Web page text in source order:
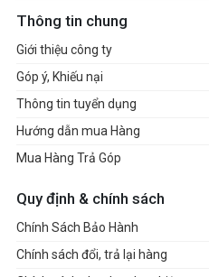
Thông tin chung
Giới thiệu công ty
Góp ý, Khiếu nại
Thông tin tuyển dụng
Hướng dẫn mua Hàng
Mua Hàng Trả Góp
Quy định & chính sách
Chính Sách Bảo Hành
Chính sách đổi, trả lại hàng